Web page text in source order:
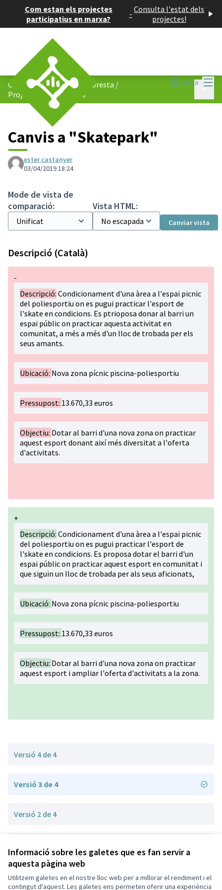
Informació sobre les galetes que es fan servir a
aquesta pàgina web
Utilitzem galetes en el nostre lloc web per a millorar el rendiment i el
contingut d'aquest. Les galetes ens permeten oferir una experiència
Com estan els projectes
participatius en marxa?
- Consulta l'estat dels
projectes!
Entra
Consell de Barris de La Floresta /
Projectes participatius
Canvis a "Skatepark"
ester castanyer
03/04/2019 18:24
Mode de vista de
comparació:
Vista HTML:
Canviar vista
Descripció (Català)
-
Descripció: Condicionament d'una àrea a l'espai picnic
del poliesportiu on es pugui practicar l'esport de
l'skate en condicions. Es ptrioposa donar al barri un
espai públic on practicar aquesta activitat en
comunitat, a més a més d'un lloc de trobada per els
seus amants.
Ubicació: Nova zona pícnic piscina-poliesportiu
Pressupost: 13.670,33 euros
Objectiu: Dotar al barri d'una nova zona on practicar
aquest esport donant així més diversitat a l'oferta
d'activitats.
+
Descripció: Condicionament d'una àrea a l'espai picnic
del poliesportiu on es pugui practicar l'esport de
l'skate en condicions. Es proposa dotar el barri d'un
espai públic on practicar aquest esport en comunitat i
que siguin un lloc de trobada per als seus aficionats,
Ubicació: Nova zona pícnic piscina-poliesportiu
Pressupost: 13.670,33 euros
Objectiu: Dotar al barri d'una nova zona on practicar
aquest esport i ampliar l'oferta d'activitats a la zona.
Versió 4 de 4
Versió 3 de 4
Versió 2 de 4
Termes i condicions d'ús